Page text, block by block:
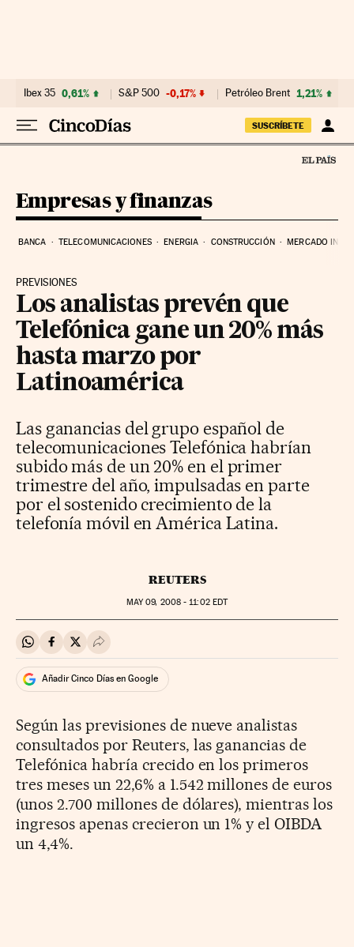
Ibex 35 0,61% S&P 500 -0,17% Petróleo Brent 1,21%
SUSCRÍBETE
Empresas y finanzas
BANCA TELECOMUNICACIONES ENERGIA CONSTRUCCIÓN MERCADO
PREVISIONES
Los analistas prevén que
Telefónica gane un 20% más
hasta marzo por
Latinoamérica
Las ganancias del grupo español de
telecomunicaciones Telefónica habrían
subido más de un 20% en el primer
trimestre del año, impulsadas en parte
por el sostenido crecimiento de la
telefonía móvil en América Latina.
REUTERS
MAY09, 2008 - 11:02EDT
Compartir en Whatsapp
Compartir en Facebook
Compartir en Twitter
Desplegar Redes Sociales
Añadir Cinco Días en Google
Según las previsiones de nueve analistas
consultados por Reuters, las ganancias de
Telefónica habría crecido en los primeros
tres meses un 22,6% a 1.542 millones de euros
(unos 2.700 millones de dólares), mientras los
ingresos apenas crecieron un 1% y el OIBDA
un 4,4%.